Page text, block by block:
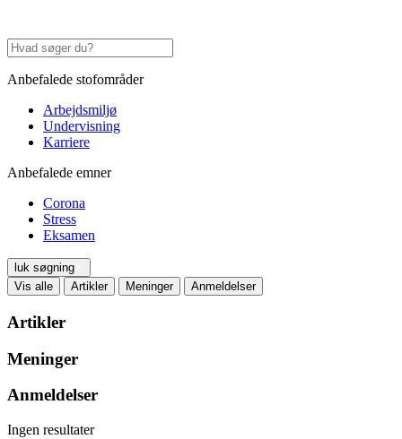
Anbefalede stofområder
Arbejdsmiljø
Undervisning
Karriere
Anbefalede emner
Corona
Stress
Eksamen
luk søgning
Vis alle
Artikler Meninger Anmeldelser
Artikler
Meninger
Anmeldelser
Ingen resultater